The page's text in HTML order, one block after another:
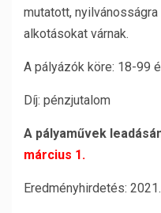
mutatott,
alkotásokat várnak.
A pályázók köre: 18-99
Díj: pénzjutalom
A pályaművek
március 1.
Eredményhirdetés: